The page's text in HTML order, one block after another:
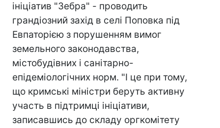
ініціатив "Зебра" - проводить
грандіозний захід в селі Поповка під
Евпаторією з порушенням вимог
земельного законодавства,
містобудівних і санітарно-
епідеміологічних норм. "І це при тому,
що кримські міністри беруть активну
участь в підтримці ініціативи,
записавшись до складу оргкомітету